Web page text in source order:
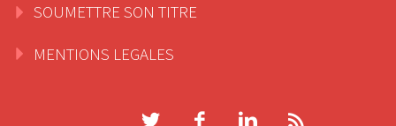
SOUMETTRE SON TITRE
MENTIONS LEGALES